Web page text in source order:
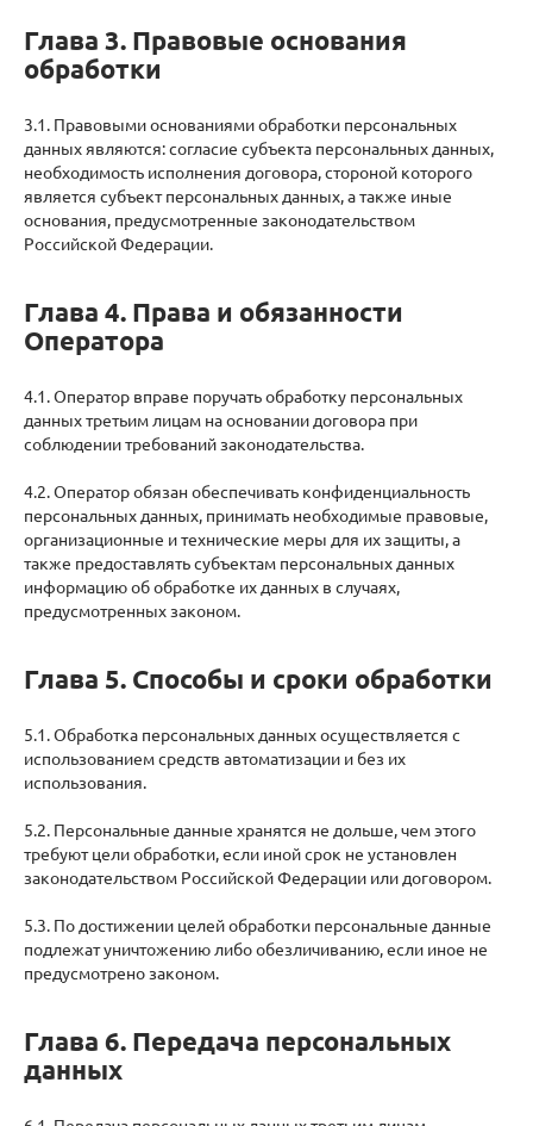
Глава 3. Правовые основания
обработки
3.1. Правовыми основаниями обработки персональных
данных являются: согласие субъекта персональных данных,
необходимость исполнения договора, стороной которого
является субъект персональных данных, а также иные
основания, предусмотренные законодательством
Российской Федерации.
Глава 4. Права и обязанности
Оператора
4.1. Оператор вправе поручать обработку персональных
данных третьим лицам на основании договора при
соблюдении требований законодательства.
4.2. Оператор обязан обеспечивать конфиденциальность
персональных данных, принимать необходимые правовые,
организационные и технические меры для их защиты, а
также предоставлять субъектам персональных данных
информацию об обработке их данных в случаях,
предусмотренных законом.
Глава 5. Способы и сроки обработки
5.1. Обработка персональных данных осуществляется с
использованием средств автоматизации и без их
использования.
5.2. Персональные данные хранятся не дольше, чем этого
требуют цели обработки, если иной срок не установлен
законодательством Российской Федерации или договором.
5.3. По достижении целей обработки персональные данные
подлежат уничтожению либо обезличиванию, если иное не
предусмотрено законом.
Глава 6. Передача персональных
данных